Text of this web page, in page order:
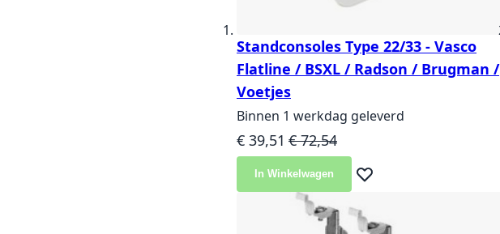
Standconsoles Type 22/33 - Vasco
Flatline / BSXL / Radson / Brugman /
Voetjes
Binnen 1 werkdag geleverd
Speciale prijs
€ 39,51 Normale prijs
€ 72,54
In Winkelwagen Voeg toe aan verlanglijst